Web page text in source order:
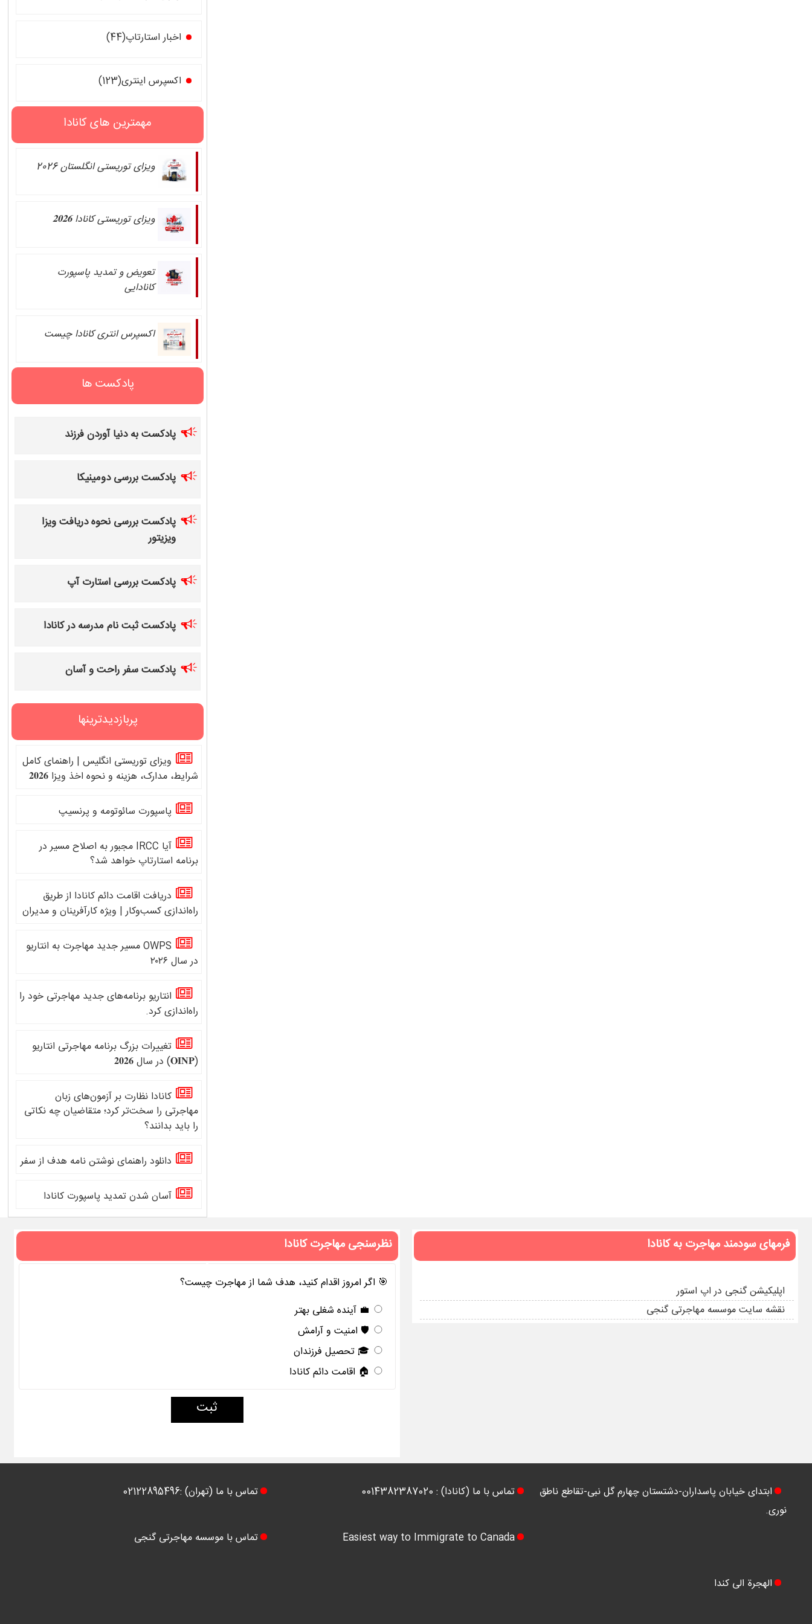
اخبار استارتاپ(44)
اکسپرس اینتری(123)
مهمترین های کانادا
ویزای توریستی انگلستان 2026
ویزای توریستی کانادا 𝟐𝟎𝟐𝟔
تعویض و تمدید پاسپورت
کانادایی
اکسپرس انتری کانادا چیست
پادکست ها
پادکست به دنیا آوردن فرزند
پادکست بررسی دومینیکا
پادکست بررسی نحوه دریافت ویزا
ویزیتور
پادکست بررسی استارت آپ
پادکست ثبت نام مدرسه در کانادا
پادکست سفر راحت و آسان
پربازدیدترینها
ویزای توریستی انگلیس | راهنمای کامل
شرایط، مدارک، هزینه و نحوه اخذ ویزا 𝟐𝟎𝟐𝟔
پاسپورت سائوتومه و پرنسیپ
آیا IRCC مجبور به اصلاح مسیر در
برنامه استارتاپ خواهد شد؟
دریافت اقامت دائم کانادا از طریق
راه‌اندازی کسب‌وکار | ویژه کارآفرینان و مدیران
OWPS مسیر جدید مهاجرت به انتاریو
در سال ۲۰۲۶
انتاریو برنامه‌های جدید مهاجرتی خود را
راه‌اندازی کرد.
تغییرات بزرگ برنامه مهاجرتی انتاریو
(𝐎𝐈𝐍𝐏) در سال 𝟐𝟎𝟐𝟔
کانادا نظارت بر آزمون‌های زبان
مهاجرتی را سخت‌تر کرد؛ متقاضیان چه نکاتی
را باید بدانند؟
دانلود راهنمای نوشتن نامه هدف از سفر
آسان شدن تمدید پاسپورت کانادا
فرمهای سودمند مهاجرت به کانادا
اپلیکیشن گنجی در اپ استور
نقشه سایت موسسه مهاجرتی گنجی
نظرسنجی مهاجرت کانادا
🎯 اگر امروز اقدام کنید، هدف شما از مهاجرت چیست؟
💼 آینده شغلی بهتر
🛡️ امنیت و آرامش
🎓 تحصیل فرزندان
🏠 اقامت دائم کانادا
ثبت
ابتدای خیابان پاسداران-دشتستان چهارم گل نبی-تقاطع ناطق
نوری.
تماس با ما (کانادا) : 0014382387020 تماس با ما (تهران) :02122895496
Easiest way to Immigrate to Canada تماس با موسسه مهاجرتی گنجی
الهجرة الی کندا